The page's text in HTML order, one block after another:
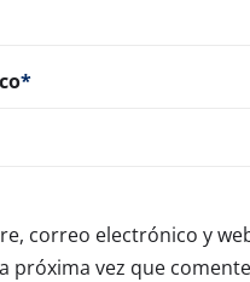
*
correo electrónico y
próxima vez que